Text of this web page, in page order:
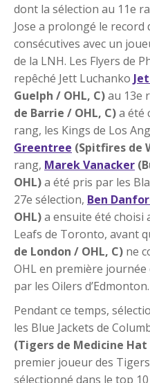
dont la sélection au 11e
Jose a prolongé le record
consécutives avec un
de la LNH. Les Flyers de
repêché Jett Luchanko
Guelph / OHL, C)au 13e
de Barrie / OHL, C)a été
rang, les Kings de Los
Greentree (Spitfires de
rang, Marek Vanacker
OHL)a été pris par les
27e sélection, Ben
OHL)a ensuite été choisi
Leafs de Toronto, avant
de London / OHL, C) ne
OHL en première
par les Oilers d’Edmonton.
Pendant ce temps,
les Blue Jackets de
(Tigers de Medicine Hat
premier joueur des
sélectionné dans le top